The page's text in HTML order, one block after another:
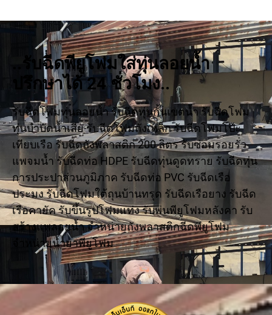
..รับฉีดพียูโฟมใส่ทุ่นลอยน้ำ
ปรึกษาได้ 24 ชั่วโมง..
รับฉีดโฟมทุ่นลอยน้ำ รับฉีดทุ่นกั้นเขตน้ำ รับฉีดโฟม
ทุ่นบำบัดน้ำเสีย รับฉีดโฟมถังเหล็ก รับฉีดโฟมโป๊ะ
เทียบเรือ รับฉีดถังพลาสติก 200 ลิตร รับซ่อมรอยรั่ว
แพจมน้ำ รับฉีดท่อ HDPE รับฉีดทุ่นดูดทราย รับฉีดทุ่น
การประปาส่วนภูมิภาค รับฉีดท่อ PVC รับฉีดเรือ
ประมง รับฉีดโฟมใต้ถุนบ้านทรุด รับฉีดเรือยาง รับฉีด
เรือคายัค รับขึ้นรูปโฟมแท่ง รับพ่นพียูโฟมหลังคา รับ
สร้างแพลอยน้ำ จำหน่ายถังพลาสติกฉีดพียูโฟม
จำหน่ายน้ำยาพียูโฟม